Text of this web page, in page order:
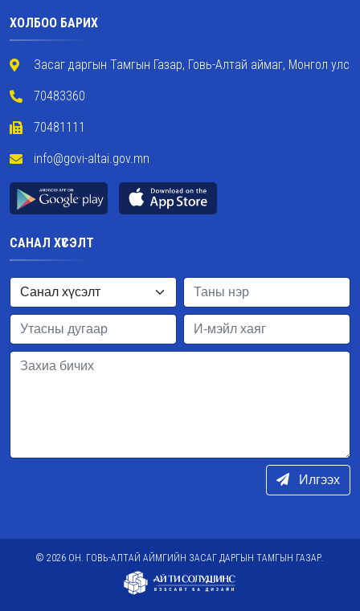
ХОЛБОО БАРИХ
Засаг даргын Тамгын Газар, Говь-Алтай аймаг, Монгол улс
70483360
70481111
info@govi-altai.gov.mn
САНАЛ ХҮСЭЛТ
Илгээх
© 2026 ОН. ГОВЬ-АЛТАЙ АЙМГИЙН ЗАСАГ ДАРГЫН ТАМГЫН ГАЗАР.